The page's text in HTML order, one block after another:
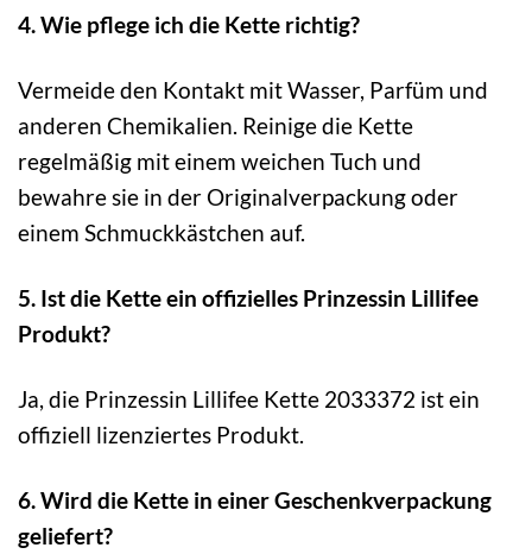
4. Wie pflege ich die Kette richtig?
Vermeide den Kontakt mit Wasser, Parfüm und
anderen Chemikalien. Reinige die Kette
regelmäßig mit einem weichen Tuch und
bewahre sie in der Originalverpackung oder
einem Schmuckkästchen auf.
5. Ist die Kette ein offizielles Prinzessin Lillifee
Produkt?
Ja, die Prinzessin Lillifee Kette 2033372 ist ein
offiziell lizenziertes Produkt.
6. Wird die Kette in einer Geschenkverpackung
geliefert?